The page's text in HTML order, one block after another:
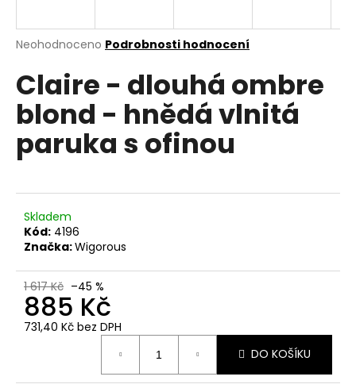
Průměrné
produktu
je
0,0
5
hvězdiček.
Neohodnoceno Podrobnosti hodnocení
Claire - dlouhá ombre
blond - hnědá vlnitá
paruka s ofinou
Skladem
Kód: 4196
Značka:Wigorous
1 617 Kč –45 %
885 Kč
731,40 Kč bez DPH
DO KOŠÍKU
j
t
?
D
o
p
o